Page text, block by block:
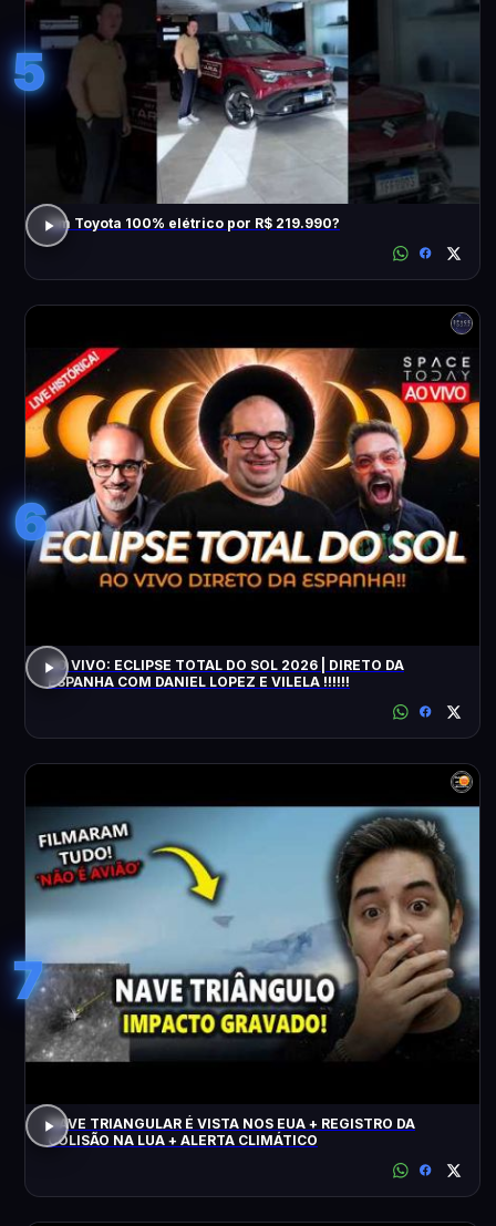
5
Um Toyota 100% elétrico por R$ 219.990?
6
AO VIVO: ECLIPSE TOTAL DO SOL 2026 | DIRETO DA
ESPANHA COM DANIEL LOPEZ E VILELA !!!!!!
7
NAVE TRIANGULAR É VISTA NOS EUA + REGISTRO DA
COLISÃO NA LUA + ALERTA CLIMÁTICO